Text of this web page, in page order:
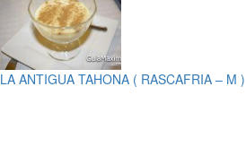
LA ANTIGUA TAHONA ( RASCAFRIA – M )